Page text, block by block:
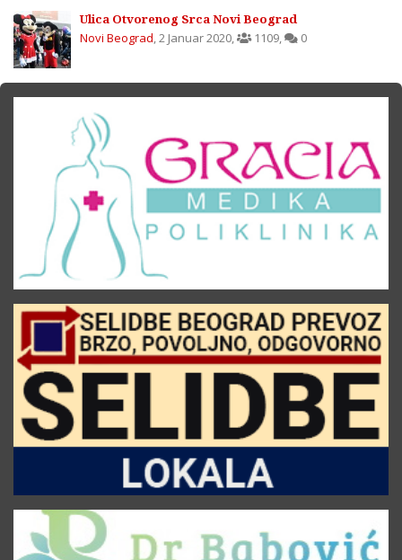
Ulica Otvorenog Srca Novi Beograd
Novi Beograd,2 Januar 2020, 1109, 0